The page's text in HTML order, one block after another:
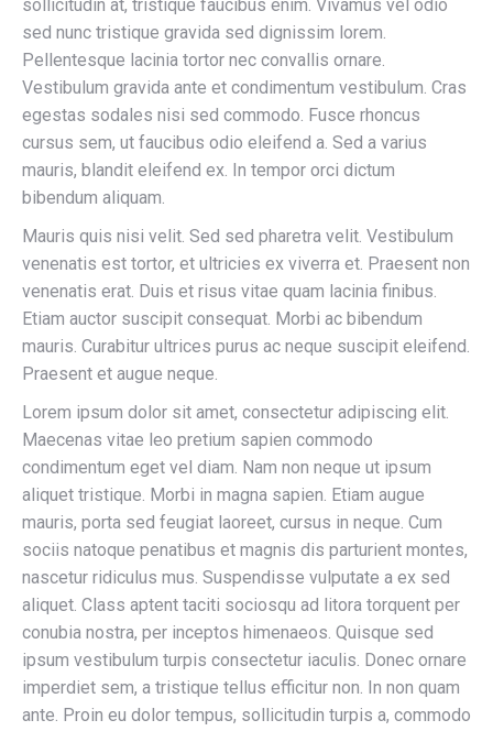
sollicitudin at, tristique faucibus enim. Vivamus vel odio
sed nunc tristique gravida sed dignissim lorem.
Pellentesque lacinia tortor nec convallis ornare.
Vestibulum gravida ante et condimentum vestibulum. Cras
egestas sodales nisi sed commodo. Fusce rhoncus
cursus sem, ut faucibus odio eleifend a. Sed a varius
mauris, blandit eleifend ex. In tempor orci dictum
bibendum aliquam.
Mauris quis nisi velit. Sed sed pharetra velit. Vestibulum
venenatis est tortor, et ultricies ex viverra et. Praesent non
venenatis erat. Duis et risus vitae quam lacinia finibus.
Etiam auctor suscipit consequat. Morbi ac bibendum
mauris. Curabitur ultrices purus ac neque suscipit eleifend.
Praesent et augue neque.
Lorem ipsum dolor sit amet, consectetur adipiscing elit.
Maecenas vitae leo pretium sapien commodo
condimentum eget vel diam. Nam non neque ut ipsum
aliquet tristique. Morbi in magna sapien. Etiam augue
mauris, porta sed feugiat laoreet, cursus in neque. Cum
sociis natoque penatibus et magnis dis parturient montes,
nascetur ridiculus mus. Suspendisse vulputate a ex sed
aliquet. Class aptent taciti sociosqu ad litora torquent per
conubia nostra, per inceptos himenaeos. Quisque sed
ipsum vestibulum turpis consectetur iaculis. Donec ornare
imperdiet sem, a tristique tellus efficitur non. In non quam
ante. Proin eu dolor tempus, sollicitudin turpis a, commodo